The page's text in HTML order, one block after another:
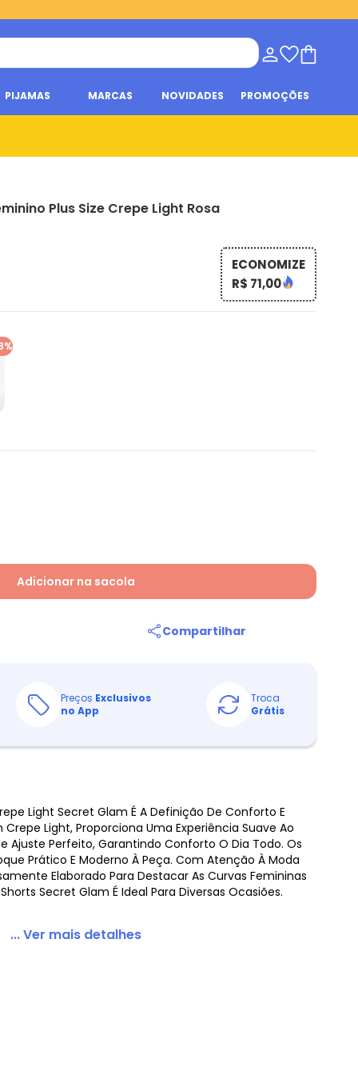
PIJAMAS MARCAS NOVIDADES PROMOÇÕES
Crepe Light Rosa
Plus Size Crepe Light Rosa
ECONOMIZE
R$ 71,00
Adicionar na sacola
Compartilhar
Preços Exclusivos
no App
Troca
Grátis
Light Secret Glam É A Definição De Conforto E
Light, Proporciona Uma Experiência Suave Ao
Ajuste Perfeito, Garantindo Conforto O Dia Todo. Os
Prático E Moderno À Peça. Com Atenção À Moda
Elaborado Para Destacar As Curvas Femininas
Secret Glam É Ideal Para Diversas Ocasiões.
... Ver mais detalhes